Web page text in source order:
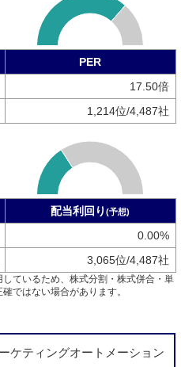
PER
17.50倍
1,214位/4,487社
配当利回り (予想)
0.00%
3,065位/4,487社
ているため、株式分割・株式併合・単
ではない場合があります。
ケティングオートメーション